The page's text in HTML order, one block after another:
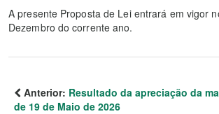
A presente Proposta de Lei entrará em vigor
Dezembro do corrente ano.
Anterior: Resultado da apreciação da
de 19 de Maio de 2026